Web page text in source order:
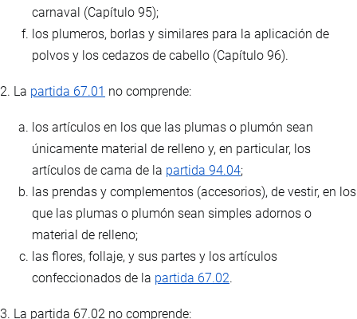
carnaval (Capítulo 95);
los plumeros, borlas y similares para la aplicación de
polvos y los cedazos de cabello (Capítulo 96).
2. La partida 67.01 no comprende:
los artículos en los que las plumas o plumón sean
únicamente material de relleno y, en particular, los
artículos de cama de la partida 94.04;
las prendas y complementos (accesorios), de vestir, en los
que las plumas o plumón sean simples adornos o
material de relleno;
las flores, follaje, y sus partes y los artículos
confeccionados de la partida 67.02.
3. La partida 67.02 no comprende: